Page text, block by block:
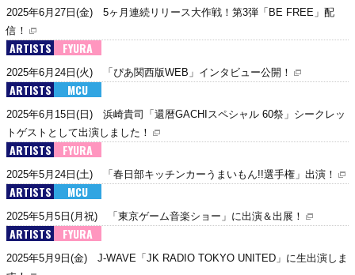
2025年6月27日(金) 5ヶ月連続リリース大作戦！第3弾「BE FREE」配
信！
ARTISTS FYURA
2025年6月24日(火) 「ぴあ関西版WEB」インタビュー公開！
ARTISTS MCU
2025年6月15日(日) 浜崎貴司「還暦GACHIスペシャル 60祭」シークレッ
トゲストとして出演しました！
ARTISTS FYURA
2025年5月24日(土) 「春日部キッチンカーうまいもん!!選手権」出演！
ARTISTS MCU
2025年5月5日(月祝) 「東京ゲーム音楽ショー」に出演＆出展！
ARTISTS FYURA
2025年5月9日(金) J-WAVE「JK RADIO TOKYO UNITED」に生出演しま